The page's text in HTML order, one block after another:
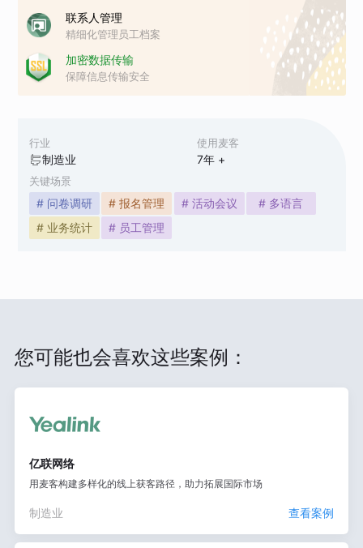
行业
制造业
使用麦客
7年 +
关键场景
# 问卷调研 # 报名管理 # 活动会议
# 多语言
# 业务统计
# 员工管理
联系人管理
精细化管理员工档案
加密数据传输
保障信息传输安全
您可能也会喜欢这些案例：
亿联网络
用麦客构建多样化的线上获客路径，助力拓展国际市场
制造业 查看案例